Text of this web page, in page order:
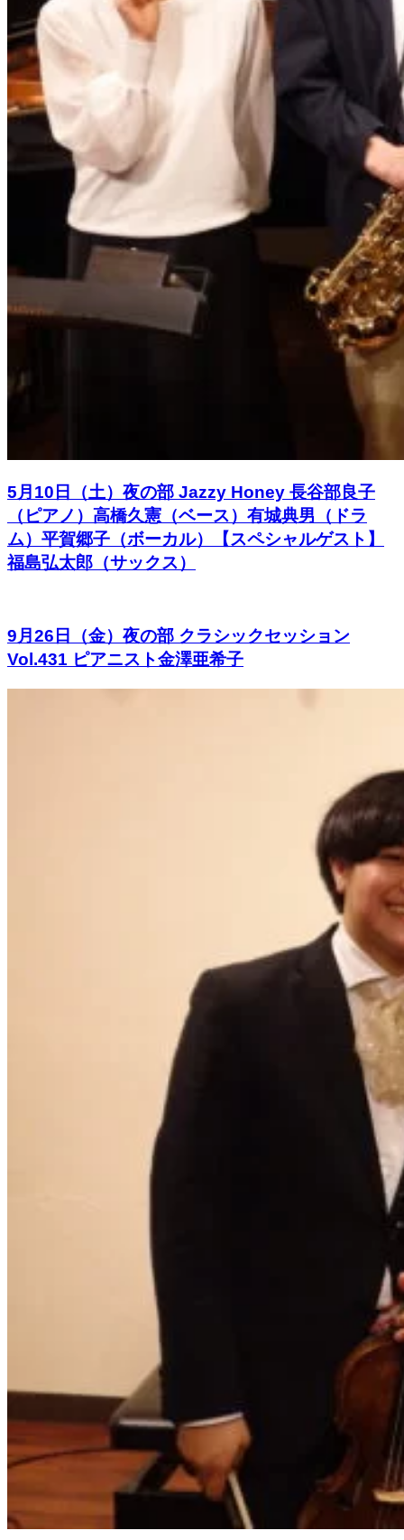
5月10日（土）夜の部 Jazzy Honey 長谷部良子
（ピアノ）高橋久憲（ベース）有城典男（ドラ
ム）平賀郷子（ボーカル）【スペシャルゲスト】
福島弘太郎（サックス）
9月26日（金）夜の部 クラシックセッション
Vol.431 ピアニスト金澤亜希子